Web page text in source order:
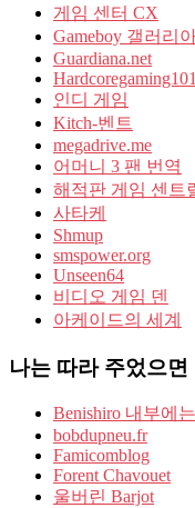
게임 센터 CX
Gameboy 갤러리
Guardiana.net
인디 게임
Kitch-벤트
megadrive.me
어머니 3 팬 번역
해적판 게임 센트
사타케
Shmup
smspower.org
Unseen64
비디오 게임 덴
아케이드의 세계
나는 따라 주었으면
Benishiro 내부에
bobdupneu.fr
Famicomblog
Forent Chavouet
울버린 Barjot